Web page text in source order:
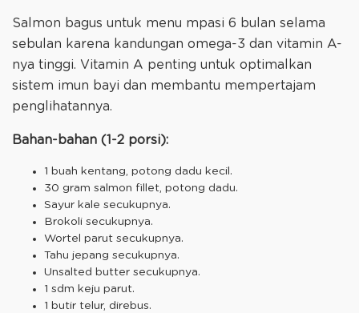
Salmon bagus untuk menu mpasi 6 bulan selama
sebulan karena kandungan omega-3 dan vitamin A-
nya tinggi. Vitamin A penting untuk optimalkan
sistem imun bayi dan membantu mempertajam
penglihatannya.
Bahan-bahan (1-2 porsi):
1 buah kentang, potong dadu kecil.
30 gram salmon fillet, potong dadu.
Sayur kale secukupnya.
Brokoli secukupnya.
Wortel parut secukupnya.
Tahu jepang secukupnya.
Unsalted butter secukupnya.
1 sdm keju parut.
1 butir telur, direbus.